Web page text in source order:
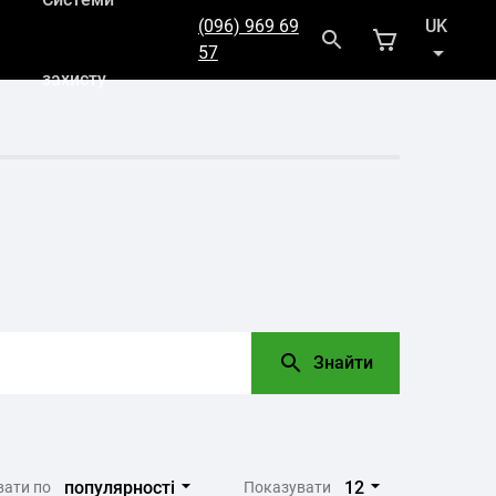
захисту
(096) 969 69
57
UK
RU
Знайти
по популярності Показувати 12